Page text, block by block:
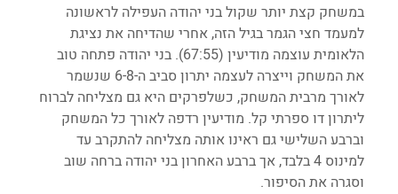
במשחק קצת יותר שקול בני יהודה העפילה לראשונה
למעמד חצי הגמר בגיל הזה, אחרי שהדיחה את נציגת
הלאומית עוצמה מודיעין (67:55). בני יהודה פתחה טוב
את המשחק וייצרה לעצמה יתרון סביב ה-6-8 שנשמר
לאורך מרבית המשחק, כשלפרקים היא גם מצליחה לברוח
ליתרון דו ספרתי קל. מודיעין רדפה לאורך כל המשחק
וברבע השלישי גם ראינו אותה מצליחה להתקרב עד
למינוס 4 בלבד, אך ברבע האחרון בני יהודה ברחה שוב
וסגרה את הסיפור.